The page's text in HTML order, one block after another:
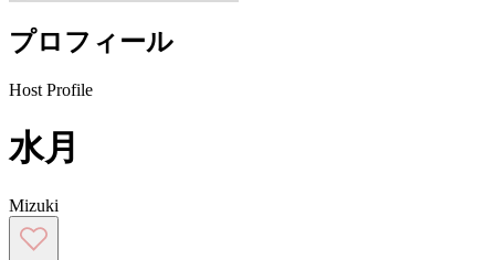
プロフィール
Host Profile
水月
Mizuki